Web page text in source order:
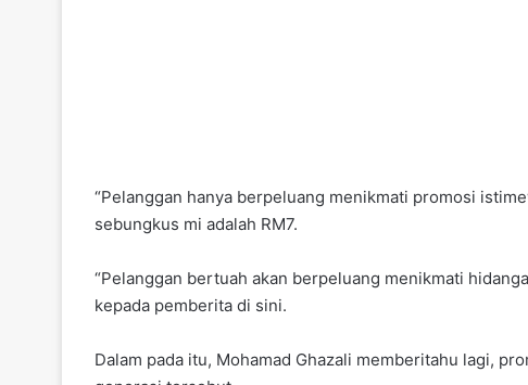
“Pelanggan hanya berpeluang menikmati promosi
sebungkus mi adalah RM7.
“Pelanggan bertuah akan berpeluang menikmati
kepada pemberita di sini.
Dalam pada itu, Mohamad Ghazali memberitahu lagi,